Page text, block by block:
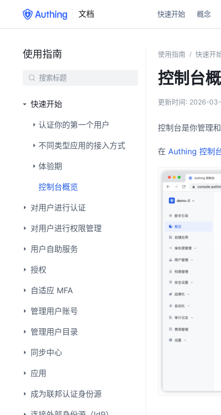
文档 快速开始 概念
使用指南
快速开始
认证你的第一个用户
不同类型应用的接入方式
体验期
控制台概览
对用户进行认证
对用户进行权限管理
用户自助服务
授权
自适应 MFA
管理用户账号
管理用户目录
同步中心
应用
成为联邦认证身份源
使用指南 / 快速开
控制台
更新时间: 2026-
控制台是你管理
在 Authing 控制